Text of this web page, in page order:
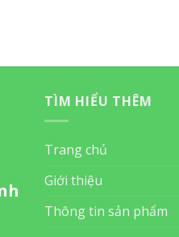
TÌM HIỂU THÊM
Trang chủ
Giới thiệu
Thông tin sản phẩm